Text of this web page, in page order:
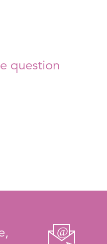
question